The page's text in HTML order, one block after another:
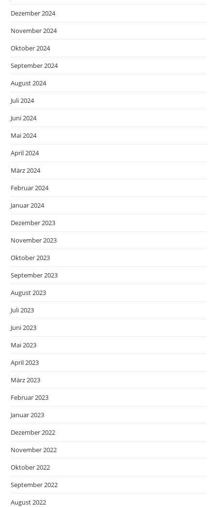
Dezember 2024
November 2024
Oktober 2024
September 2024
August 2024
Juli 2024
Juni 2024
Mai 2024
April 2024
März 2024
Februar 2024
Januar 2024
Dezember 2023
November 2023
Oktober 2023
September 2023
August 2023
Juli 2023
Juni 2023
Mai 2023
April 2023
März 2023
Februar 2023
Januar 2023
Dezember 2022
November 2022
Oktober 2022
September 2022
August 2022